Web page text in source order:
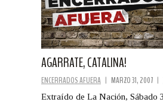
AGARRATE, CATALINA!
ENCERRADOS AFUERA | MARZO 31, 2007 |
Extraído de La Nación, Sábado